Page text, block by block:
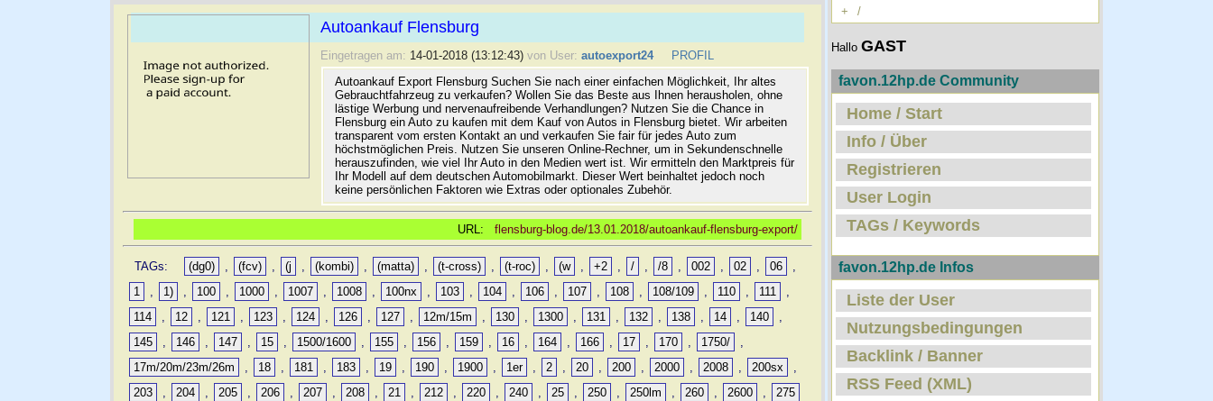
Autoankauf Flensburg
Eingetragen am: 14-01-2018 (13:12:43) von User: autoexport24
PROFIL
Autoankauf Export Flensburg Suchen Sie nach einer einfachen Möglichkeit, Ihr altes
Gebrauchtfahrzeug zu verkaufen? Wollen Sie das Beste aus Ihnen herausholen, ohne
lästige Werbung und nervenaufreibende Verhandlungen? Nutzen Sie die Chance in
Flensburg ein Auto zu kaufen mit dem Kauf von Autos in Flensburg bietet. Wir arbeiten
transparent vom ersten Kontakt an und verkaufen Sie fair für jedes Auto zum
höchstmöglichen Preis. Nutzen Sie unseren Online-Rechner, um in Sekundenschnelle
herauszufinden, wie viel Ihr Auto in den Medien wert ist. Wir ermitteln den Marktpreis für
Ihr Modell auf dem deutschen Automobilmarkt. Dieser Wert beinhaltet jedoch noch
keine persönlichen Faktoren wie Extras oder optionales Zubehör.
URL: flensburg-blog.de/13.01.2018/autoankauf-flensburg-export/
TAGs: (dg0) , (fcv) , (j , (kombi) , (matta) , (t-cross) , (t-roc) , (w , +2 , / , /8 , 002 , 02 , 06
,
1
, 1) , 100 , 1000 , 1007 , 1008 , 100nx , 103 , 104 , 106 , 107 , 108 , 108/109 , 110 , 111
,
114
, 12 , 121 , 123 , 124 , 126 , 127 , 12m/15m , 130 , 1300 , 131 , 132 , 138 , 14 , 140
,
145
, 146 , 147 , 15 , 1500/1600 , 155 , 156 , 159 , 16 , 164 , 166 , 17 , 170 , 1750/
,
17m/20m/23m/26m
, 18 , 181 , 183 , 19 , 190 , 1900 , 1er , 2 , 20 , 200 , 2000 , 2008 , 200sx
,
203
, 204 , 205 , 206 , 207 , 208 , 21 , 212 , 220 , 240 , 25 , 250 , 250lm , 260 , 2600 ,
275
+
/
Hallo GAST
favon.12hp.de Community
Home / Start
Info / Über
Registrieren
User Login
TAGs / Keywords
favon.12hp.de Infos
Liste der User
Nutzungsbedingungen
Backlink / Banner
RSS Feed (XML)